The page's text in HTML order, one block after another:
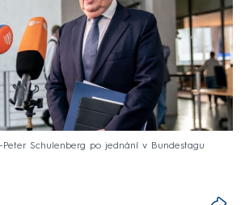
Peter Schulenberg po jednání v Bundestagu